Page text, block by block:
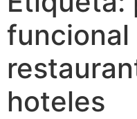
funcional
hoteles